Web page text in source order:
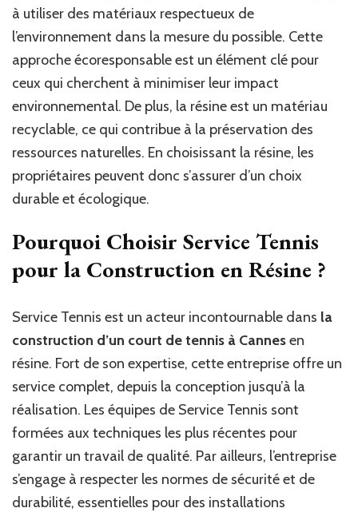
à utiliser des matériaux respectueux de
l’environnement dans la mesure du possible. Cette
approche écoresponsable est un élément clé pour
ceux qui cherchent à minimiser leur impact
environnemental. De plus, la résine est un matériau
recyclable, ce qui contribue à la préservation des
ressources naturelles. En choisissant la résine, les
propriétaires peuvent donc s’assurer d’un choix
durable et écologique.
Pourquoi Choisir Service Tennis
pour la Construction en Résine ?
Service Tennis est un acteur incontournable dans la
construction d’un court de tennis à Cannesen
résine. Fort de son expertise, cette entreprise offre un
service complet, depuis la conception jusqu’à la
réalisation. Les équipes de Service Tennis sont
formées aux techniques les plus récentes pour
garantir un travail de qualité. Par ailleurs, l’entreprise
s’engage à respecter les normes de sécurité et de
durabilité, essentielles pour des installations